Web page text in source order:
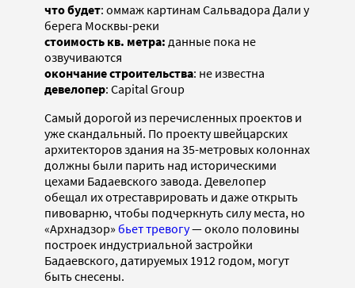
что будет: оммаж картинам Сальвадора Дали у
берега Москвы-реки
стоимость кв. метра: данные пока не
озвучиваются
окончание строительства: не известна
девелопер: Capital Group
Самый дорогой из перечисленных проектов и
уже скандальный. По проекту швейцарских
архитекторов здания на 35-метровых колоннах
должны были парить над историческими
цехами Бадаевского завода. Девелопер
обещал их отреставрировать и даже открыть
пивоварню, чтобы подчеркнуть силу места, но
«Архнадзор» бьет тревогу— около половины
построек индустриальной застройки
Бадаевского, датируемых 1912 годом, могут
быть снесены.